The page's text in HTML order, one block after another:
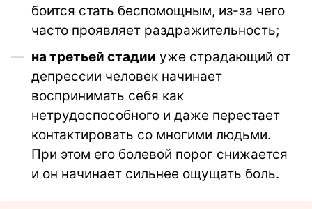
боится стать беспомощным, из-за чего
часто проявляет раздражительность;
на третьей стадии уже страдающий от
депрессии человек начинает
воспринимать себя как
нетрудоспособного и даже перестает
контактировать со многими людьми.
При этом его болевой порог снижается
и он начинает сильнее ощущать боль.